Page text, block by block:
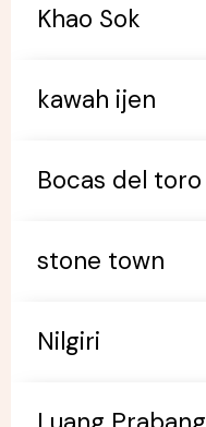
Khao Sok
kawah ijen
Bocas del toro
stone town
Nilgiri